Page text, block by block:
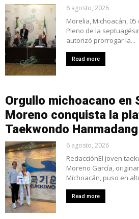
6 agosto, 2026
Morelia, Michoacán, 05
Pleno de la
autorizó prorrogar la...
Read more
Orgullo michoacano en
Moreno conquista la
Taekwondo Hanmadang
6 agosto, 2026
RedacciónEl joven
Moreno García,
Michoacán, puso en
Read more